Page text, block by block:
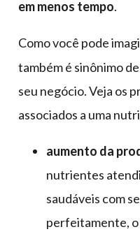
em menos tempo.
Como você pode
também é sinônimo
seu negócio. Veja os
associados a uma
aumento da
nutrientes
saudáveis com
perfeitamente, o